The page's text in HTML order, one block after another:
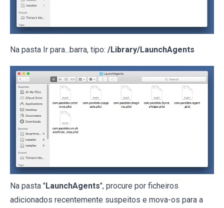
Na pasta Ir para...barra, tipo: /Library/LaunchAgents
Na pasta "LaunchAgents", procure por ficheiros
adicionados recentemente suspeitos e mova-os para a